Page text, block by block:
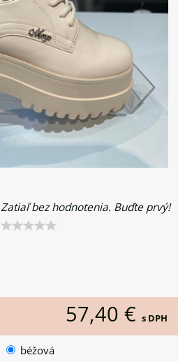
Zatiaľ bez hodnotenia. Buďte prvý!
57,40 € s DPH
béžová